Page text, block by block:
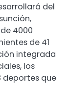
del
4000
de 41
integrada
los
deportes que